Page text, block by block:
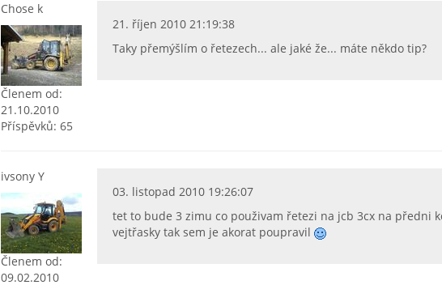
Chose k
Členem od:
21.10.2010
Příspěvků: 65
21. říjen 2010 21:19:38
Taky přemýšlím o řetezech... ale jaké že... máte někdo tip?
ivsony Y
Členem od:
09.02.2010
03. listopad 2010 19:26:07
tet to bude 3 zimu co použivam řetezi na jcb 3cx na předni
vejtřasky tak sem je akorat poupravil